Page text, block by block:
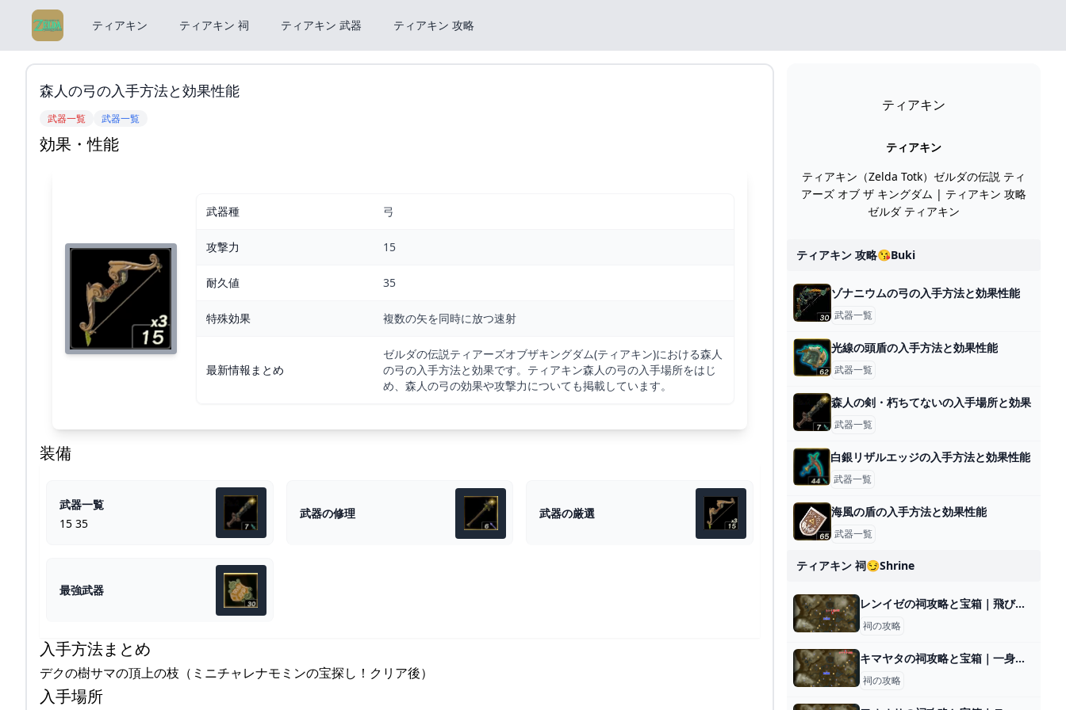
ティアキン ティアキン 祠 ティアキン 武器 ティアキン 攻略
森人の弓の入手方法と効果性能
武器一覧 武器一覧
効果・性能
武器種 弓
攻撃力 15
耐久値 35
特殊効果 複数の矢を同時に放つ速射
最新情報まとめ
ゼルダの伝説ティアーズオブザキングダム(ティアキン)における森人
の弓の入手方法と効果です。ティアキン森人の弓の入手場所をはじ
め、森人の弓の効果や攻撃力についても掲載しています。
装備
武器一覧
15 35
武器の修理 武器の厳選
最強武器
入手方法まとめ
デクの樹サマの頂上の枝（ミニチャレナモミンの宝探し！クリア後）
入手場所
ティアキン
ティアキン
ティアキン（Zelda Totk）ゼルダの伝説 ティ
アーズ オブ ザ キングダム | ティアキン 攻略
ゼルダ ティアキン
ティアキン 攻略😘buki
ゾナニウムの弓の入手方法と効果性能
武器一覧
光線の頭盾の入手方法と効果性能
武器一覧
森人の剣・朽ちてないの入手場所と効果
武器一覧
白銀リザルエッジの入手方法と効果性能
武器一覧
海風の盾の入手方法と効果性能
武器一覧
ティアキン 祠😏shrine
レンイゼの祠攻略と宝箱｜飛び立つかたち
祠の攻略
キマヤタの祠攻略と宝箱｜一身の戦い 粉砕
祠の攻略